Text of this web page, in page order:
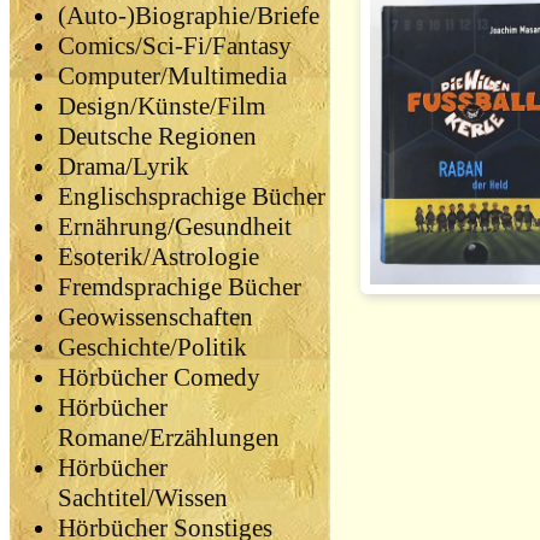
(Auto-)Biographie/Briefe
Comics/Sci-Fi/Fantasy
Computer/Multimedia
Design/Künste/Film
Deutsche Regionen
Drama/Lyrik
Englischsprachige Bücher
Ernährung/Gesundheit
Esoterik/Astrologie
Fremdsprachige Bücher
Geowissenschaften
Geschichte/Politik
Hörbücher Comedy
Hörbücher
Romane/Erzählungen
Hörbücher
Sachtitel/Wissen
Hörbücher Sonstiges